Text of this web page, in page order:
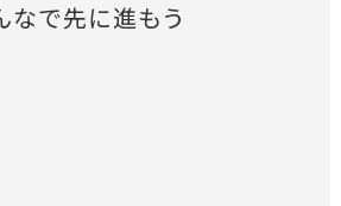
なで先に進もう